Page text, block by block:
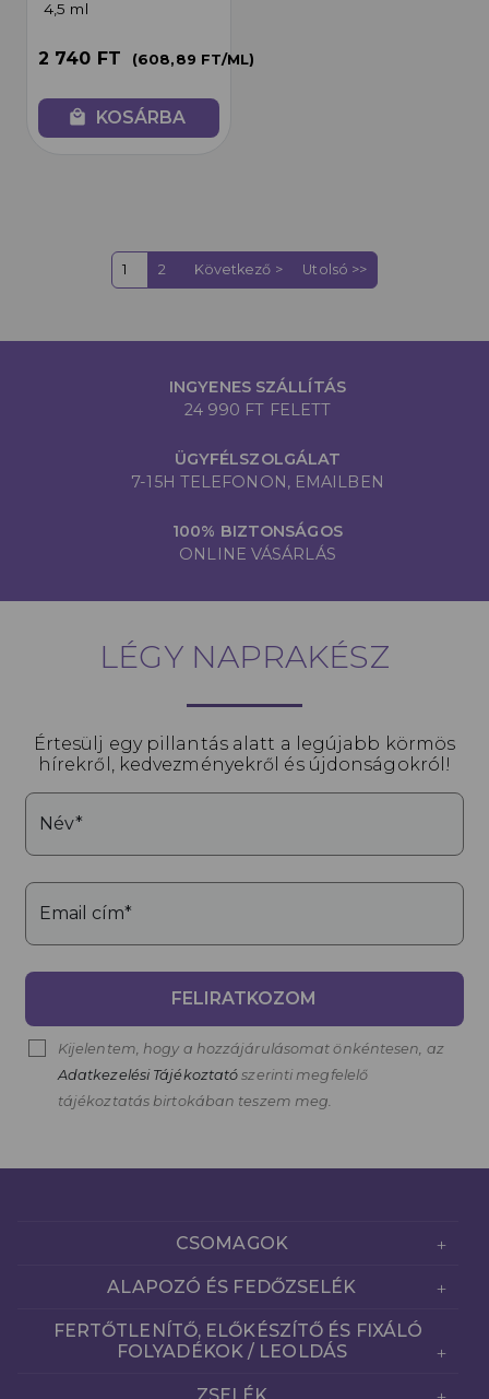
4,5 ml
2 740 FT (608,89 FT/ML)
local_mall KOSÁRBA
1 2 Következő > Utolsó >>
INGYENES SZÁLLÍTÁS
24 990 FT FELETT
ÜGYFÉLSZOLGÁLAT
7-15H TELEFONON, EMAILBEN
100% BIZTONSÁGOS
ONLINE VÁSÁRLÁS
LÉGY NAPRAKÉSZ
Értesülj egy pillantás alatt a legújabb körmös
hírekről, kedvezményekről és újdonságokról!
Név*
Email cím*
FELIRATKOZOM
Kijelentem, hogy a hozzájárulásomat önkéntesen, az
Adatkezelési Tájékoztató szerinti megfelelő
tájékoztatás birtokában teszem meg.
CSOMAGOK
ALAPOZÓ ÉS FEDŐZSELÉK
FERTŐTLENÍTŐ, ELŐKÉSZÍTŐ ÉS FIXÁLÓ
FOLYADÉKOK / LEOLDÁS
ZSELÉK